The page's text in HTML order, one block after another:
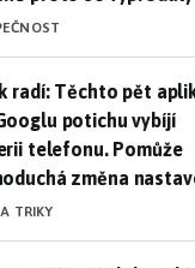
radí: Těchto pět
radí: Těchto pět
potichu vybíjí
telefonu. Pomůže
změna
TRIKY